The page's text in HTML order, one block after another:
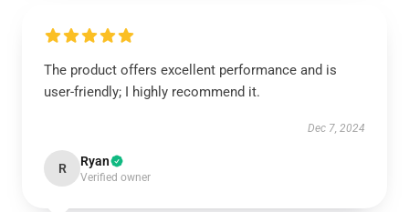
The product offers excellent performance and is
user-friendly; I highly recommend it.
Dec 7, 2024
R Ryan
Verified owner